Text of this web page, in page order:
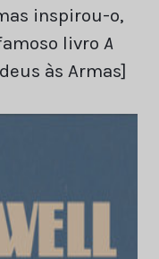
inspirou-o,
livro A
às Armas]